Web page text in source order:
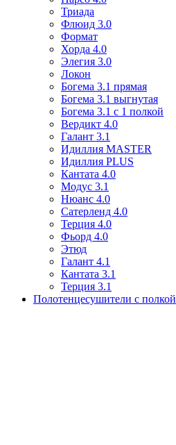
Триада
Флюид 3.0
Формат
Хорда 4.0
Элегия 3.0
Локон
Богема 3.1 прямая
Богема 3.1 выгнутая
Богема 3.1 с 1 полкой
Вердикт 4.0
Галант 3.1
Идиллия MASTER
Идиллия PLUS
Кантата 4.0
Модус 3.1
Нюанс 4.0
Сатерленд 4.0
Терция 4.0
Фьорд 4.0
Этюд
Галант 4.1
Кантата 3.1
Терция 3.1
Полотенцесушители с полкой